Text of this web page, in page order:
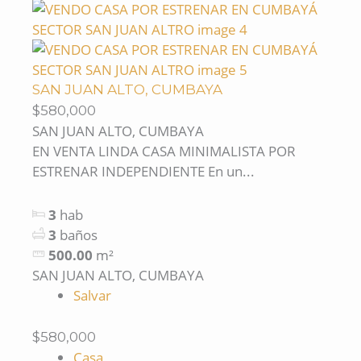
SAN JUAN ALTO, CUMBAYA
$580,000
SAN JUAN ALTO, CUMBAYA
EN VENTA LINDA CASA MINIMALISTA POR
ESTRENAR INDEPENDIENTE En un...
3 hab
3 baños
500.00 m²
SAN JUAN ALTO, CUMBAYA
Salvar
$580,000
Casa